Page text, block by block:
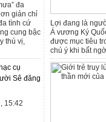
đa
giản chỉ
tình cứ
cung bậc
thú vị,
cụ
Sê đăng
15:42
Lợi đang là
Á vương Ký
được mục tiêu
chú ý khi bất